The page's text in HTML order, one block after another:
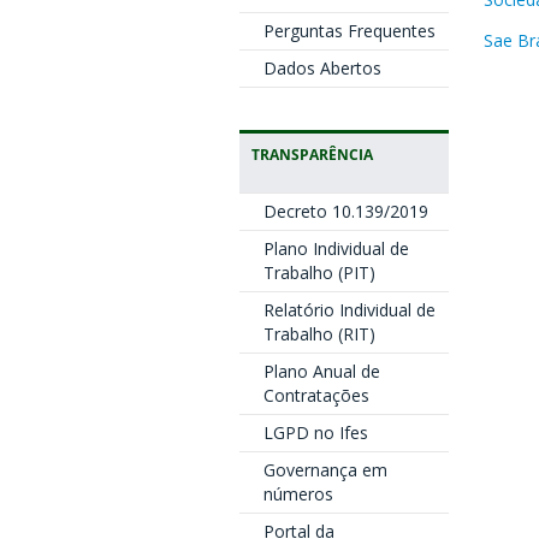
Perguntas Frequentes
Dados Abertos
TRANSPARÊNCIA
Decreto 10.139/2019
Plano Individual de
Trabalho (PIT)
Relatório Individual de
Trabalho (RIT)
Plano Anual de
Contratações
LGPD no Ifes
Governança em
números
Portal da
Sae